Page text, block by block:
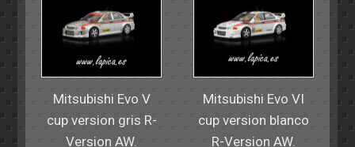
Mitsubishi Evo V
cup version gris R-
Version AW.
Mitsubishi Evo VI
cup version blanco
R-Version AW.